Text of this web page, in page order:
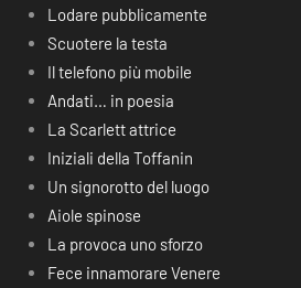
Lodare pubblicamente
Scuotere la testa
Il telefono più mobile
Andati… in poesia
La Scarlett attrice
Iniziali della Toffanin
Un signorotto del luogo
Aiole spinose
La provoca uno sforzo
Fece innamorare Venere